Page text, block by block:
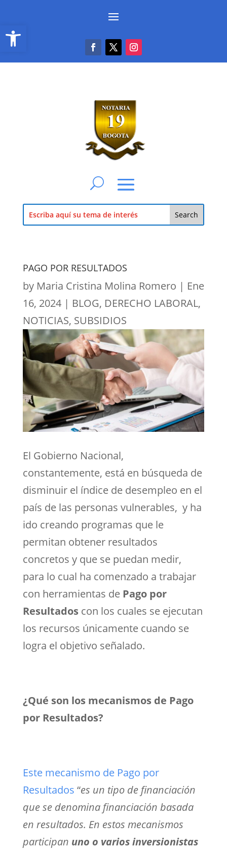
Abrir barra de herramientas
PAGO POR RESULTADOS
by Maria Cristina Molina Romero | Ene
16, 2024| BLOG, DERECHO LABORAL,
NOTICIAS, SUBSIDIOS
El Gobierno Nacional,
constantemente, está en búsqueda de
disminuir el índice de desempleo en el
país de las personas vulnerables, y ha
ido creando programas que le
permitan obtener resultados
concretos y que se puedan medir,
para lo cual ha comenzado a trabajar
con herramientas dePago por
Resultados con los cuales se ejecutan
los recursos únicamente cuando se
logra el objetivo señalado.
¿Qué son los mecanismos de Pago
por Resultados?
Este mecanismo de Pago por
Resultados “es un tipo de financiación
que se denomina financiación basada
en resultados. En estos mecanismos
participan uno o varios inversionistas